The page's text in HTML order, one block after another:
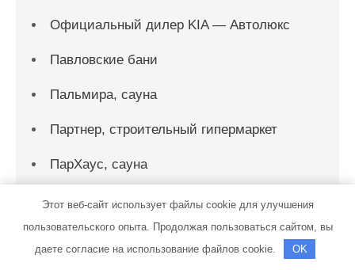
Официальный дилер KIA — Автолюкс
Павловские бани
Пальмира, сауна
Партнер, строительный гипермаркет
ПарХаус, сауна
Петровский, оздоровительный центр
Пик-сервис, автомойка
Этот веб-сайт использует файлы cookie для улучшения
пользовательского опыта. Продолжая пользоваться сайтом, вы
даете согласие на использование файлов cookie.
OK